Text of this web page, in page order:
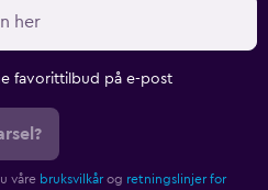
favorittilbud på e-post
våre bruksvilkår og retningslinjer for